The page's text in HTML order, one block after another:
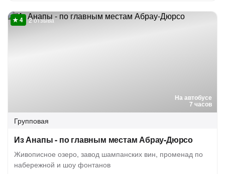
На автобусе
7 часов
2 отзыва
Групповая
Из Анапы - по главным местам Абрау-Дюрсо
Живописное озеро, завод шампанских вин, променад по
набережной и шоу фонтанов